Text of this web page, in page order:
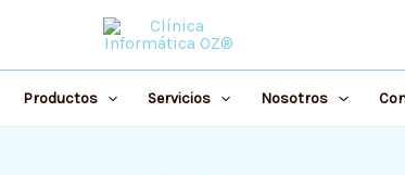
Productos Servicios Nosotros